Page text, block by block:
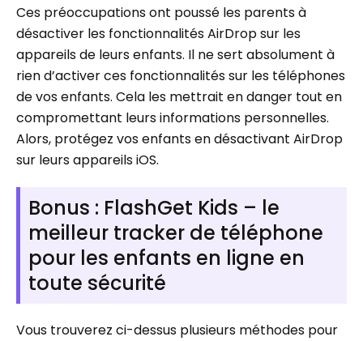
Ces préoccupations ont poussé les parents à
désactiver les fonctionnalités AirDrop sur les
appareils de leurs enfants. Il ne sert absolument à
rien d’activer ces fonctionnalités sur les téléphones
de vos enfants. Cela les mettrait en danger tout en
compromettant leurs informations personnelles.
Alors, protégez vos enfants en désactivant AirDrop
sur leurs appareils iOS.
Bonus : FlashGet Kids – le
meilleur tracker de téléphone
pour les enfants en ligne en
toute sécurité
Vous trouverez ci-dessus plusieurs méthodes pour